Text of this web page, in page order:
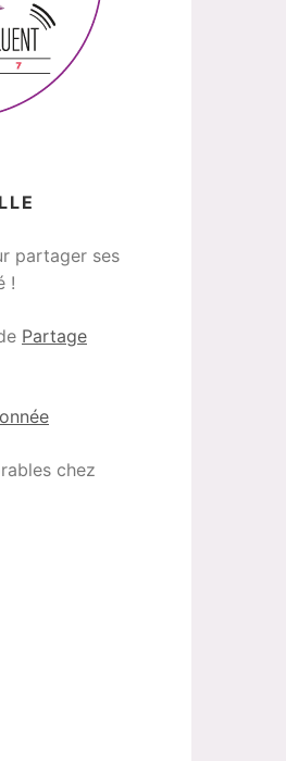
partager ses
!
Partage
chez